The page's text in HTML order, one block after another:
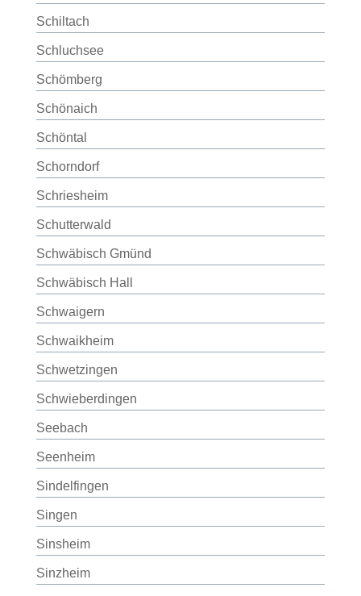
Schiltach
Schluchsee
Schömberg
Schönaich
Schöntal
Schorndorf
Schriesheim
Schutterwald
Schwäbisch Gmünd
Schwäbisch Hall
Schwaigern
Schwaikheim
Schwetzingen
Schwieberdingen
Seebach
Seenheim
Sindelfingen
Singen
Sinsheim
Sinzheim